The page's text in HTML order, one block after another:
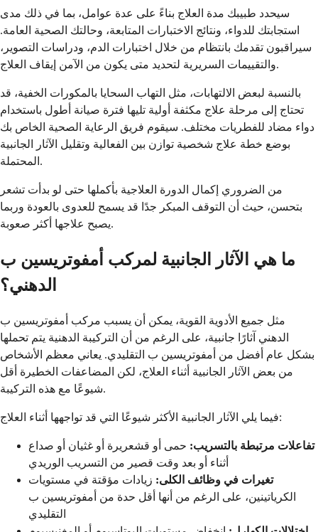
سيحدد طبيبك مدة العلاج بناءً على عدة عوامل، بما في ذلك مدى
استجابتك للدواء، ونتائج الاختبارات المتابعة، وحالتك الصحية العامة.
سيراقبون تقدمك بانتظام من خلال اختبارات الدم، ودراسات التصوير،
والتقييمات السريرية لتحديد متى يكون من الآمن إيقاف العلاج.
بالنسبة لبعض الالتهابات، مثل التهاب السحايا بالمكورات الخفية، قد
تحتاج إلى مرحلة علاج مكثفة أولية تليها فترة صيانة أطول باستخدام
دواء مضاد للفطريات مختلف. سيقوم فريق الرعاية الصحية الخاص بك
بوضع خطة علاج شخصية توازن بين الفعالية وتقليل الآثار الجانبية
المحتملة.
من الضروري إكمال الدورة العلاجية بأكملها حتى لو بدأت تشعر
بتحسن، حيث أن التوقف المبكر جدًا قد يسمح للعدوى بالعودة وربما
يصبح علاجها أكثر صعوبة.
ما هي الآثار الجانبية لمركب أمفوتريسين ب
الدهني؟
مثل جميع الأدوية القوية، يمكن أن يسبب مركب أمفوتريسين ب
الدهني آثارًا جانبية، على الرغم من أن التركيبة الدهنية يتم تحملها
بشكل عام أفضل من أمفوتريسين ب التقليدي. يعاني معظم الأشخاص
من بعض الآثار الجانبية أثناء العلاج، لكن المضاعفات الخطيرة أقل
شيوعًا مع هذه التركيبة.
فيما يلي الآثار الجانبية الأكثر شيوعًا التي قد تواجهها أثناء العلاج:
تفاعلات مرتبطة بالتسريب: حمى أو قشعريرة أو غثيان أو صداع
أثناء أو بعد وقت قصير من التسريب الوريدي
تغيرات في وظائف الكلى: زيادات مؤقتة في مستويات
الكرياتينين، على الرغم من أنها أقل حدة من أمفوتريسين ب
التقليدي